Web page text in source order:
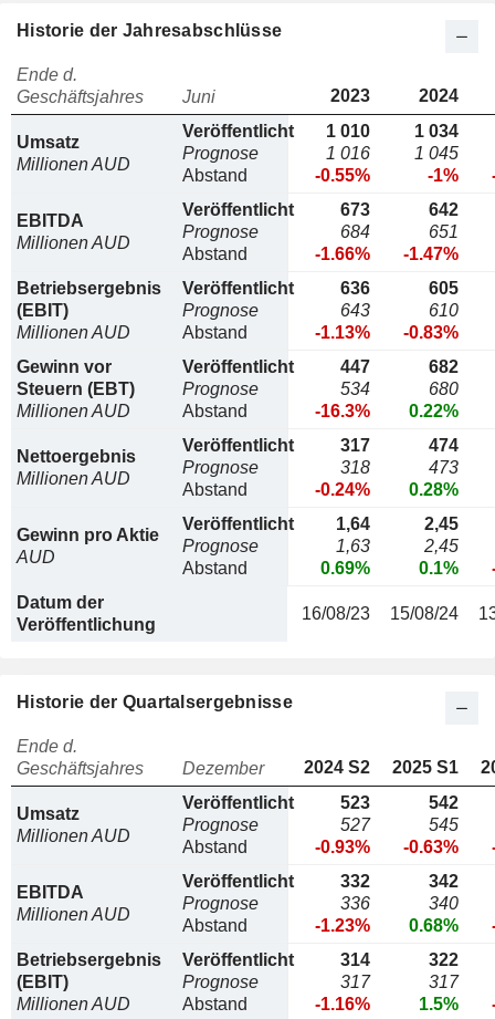
Historie der Jahresabschlüsse
Ende d.
Geschäftsjahres
Juni 2023 2024
Umsatz
Millionen AUD
Veröffentlicht
Prognose
Abstand
1 010
1 016
-0.55%
1 034
1 045
-1%
EBITDA
Millionen AUD
Veröffentlicht
Prognose
Abstand
673
684
-1.66%
642
651
-1.47%
Betriebsergebnis
(EBIT)
Millionen AUD
Veröffentlicht
Prognose
Abstand
636
643
-1.13%
605
610
-0.83%
Gewinn vor
Steuern (EBT)
Millionen AUD
Veröffentlicht
Prognose
Abstand
447
534
-16.3%
682
680
0.22%
Nettoergebnis
Millionen AUD
Veröffentlicht
Prognose
Abstand
317
318
-0.24%
474
473
0.28%
Gewinn pro Aktie
AUD
Veröffentlicht
Prognose
Abstand
1,64
1,63
0.69%
2,45
2,45
0.1%
Datum der
Veröffentlichung
16/08/23 15/08/24
Historie der Quartalsergebnisse
Ende d.
Geschäftsjahres
Dezember 2024 S2 2025 S1
Umsatz
Millionen AUD
Veröffentlicht
Prognose
Abstand
523
527
-0.93%
542
545
-0.63%
EBITDA
Millionen AUD
Veröffentlicht
Prognose
Abstand
332
336
-1.23%
342
340
0.68%
Betriebsergebnis
(EBIT)
Millionen AUD
Veröffentlicht
Prognose
Abstand
314
317
-1.16%
322
317
1.5%